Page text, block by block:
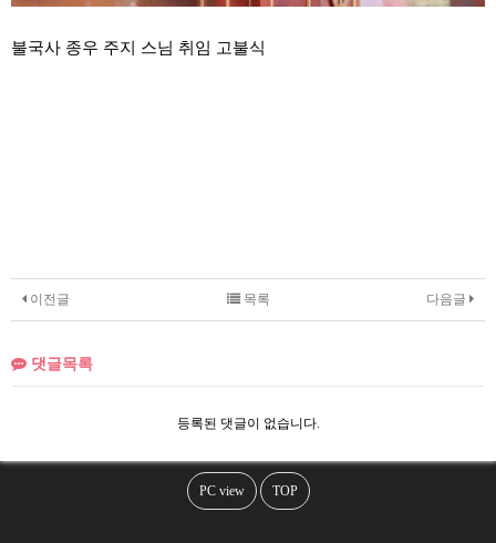
불국사 종우 주지 스님 취임 고불식
이전글 다음글
목록
댓글목록
등록된 댓글이 없습니다.
PC view TOP